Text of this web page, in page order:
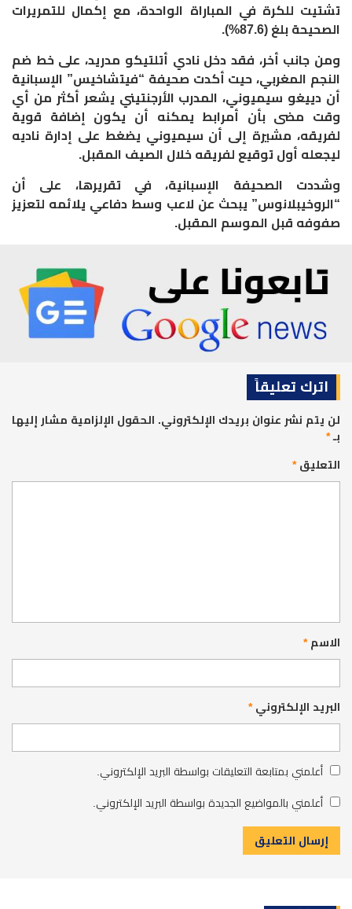
تشتيت للكرة في المباراة الواحدة، مع إكمال للتمريرات
الصحيحة بلغ (87.6%).
ومن جانب أخر، فقد دخل نادي أتلتيكو مدريد، على خط ضم
النجم المغربي، حيت أكدت صحيفة “فيتشاخيس” الإسبانية
أن دييغو سيميوني، المدرب الأرجنتيني يشعر أكثر من أي
وقت مضى بأن أمرابط يمكنه أن يكون إضافة قوية
لفريقه، مشيرة إلى أن سيميوني يضغط على إدارة ناديه
ليجعله أول توقيع لفريقه خلال الصيف المقبل.
وشددت الصحيفة الإسبانية، في تقريرها، على أن
“الروخيبلانوس” يبحث عن لاعب وسط دفاعي يلائمه لتعزيز
صفوفه قبل الموسم المقبل.
اترك تعليقاً
لن يتم نشر عنوان بريدك الإلكتروني. الحقول الإلزامية مشار إليها
بـ*
التعليق*
الاسم*
البريد الإلكتروني*
أعلمني بمتابعة التعليقات بواسطة البريد الإلكتروني.
أعلمني بالمواضيع الجديدة بواسطة البريد الإلكتروني.